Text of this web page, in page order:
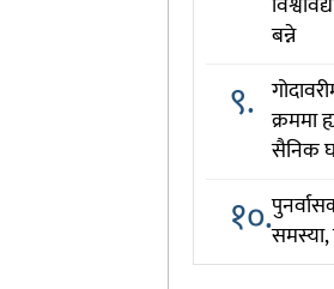
बन्ने
९. क्रममा
सैनिक
१०.समस्या,